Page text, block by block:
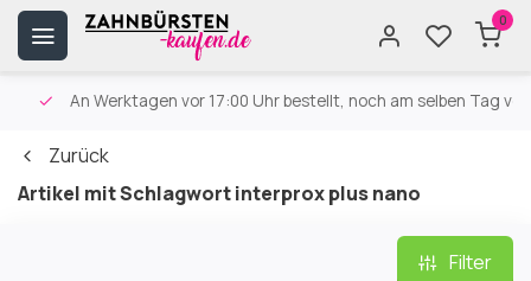
0
An Werktagen vor 17:00 Uhr bestellt, noch am selben Tag
Zurück
Artikel mit Schlagwort interprox plus nano
Filter